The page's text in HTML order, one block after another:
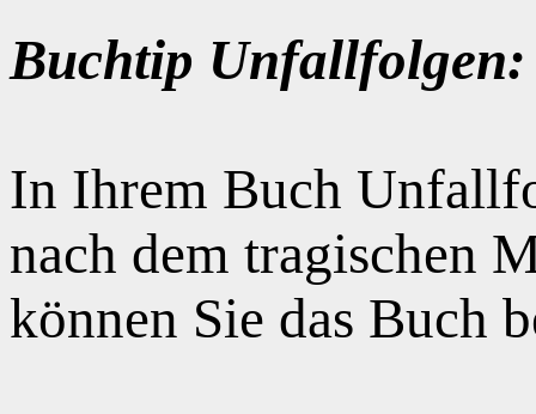
Buchtip Unfallfolgen:
In Ihrem Buch
nach dem tragischen
können Sie das Buch